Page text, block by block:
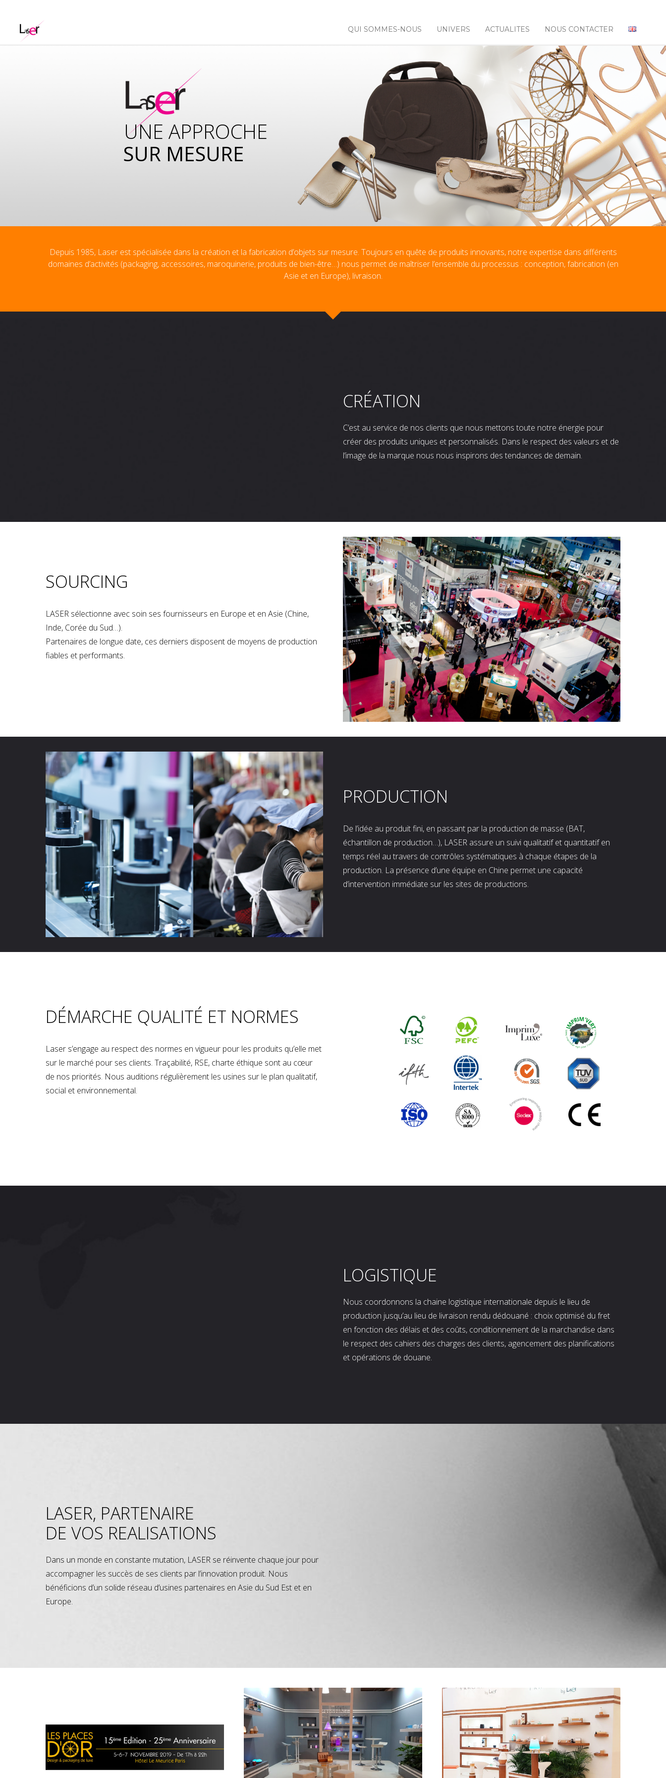
QUI SOMMES-NOUS UNIVERS ACTUALITES NOUS CONTACTER
SUR MESURE
UNE APPROCHE
Depuis 1985, Laser est spécialisée dans la création et la fabrication d’objets sur mesure. Toujours en quête de produits innovants, notre expertise dans différents
domaines d’activités (packaging, accessoires, maroquinerie, produits de bien-être…) nous permet de maîtriser l’ensemble du processus : conception, fabrication (en
Asie et en Europe), livraison.
CRÉATION
C’est au service de nos clients que nous mettons toute notre énergie pour
créer des produits uniques et personnalisés. Dans le respect des valeurs et de
l’image de la marque nous nous inspirons des tendances de demain.
SOURCING
LASER sélectionne avec soin ses fournisseurs en Europe et en Asie (Chine,
Inde, Corée du Sud…).
Partenaires de longue date, ces derniers disposent de moyens de production
fiables et performants.
PRODUCTION
De l’idée au produit fini, en passant par la production de masse (BAT,
échantillon de production…), LASER assure un suivi qualitatif et quantitatif en
temps réel au travers de contrôles systématiques à chaque étapes de la
production. La présence d’une équipe en Chine permet une capacité
d’intervention immédiate sur les sites de productions.
DÉMARCHE QUALITÉ ET NORMES
Laser s’engage au respect des normes en vigueur pour les produits qu’elle met
sur le marché pour ses clients. Traçabilité, RSE, charte éthique sont au cœur
de nos priorités. Nous auditions régulièrement les usines sur le plan qualitatif,
social et environnemental.
LOGISTIQUE
Nous coordonnons la chaine logistique internationale depuis le lieu de
production jusqu’au lieu de livraison rendu dédouané : choix optimisé du fret
en fonction des délais et des coûts, conditionnement de la marchandise dans
le respect des cahiers des charges des clients, agencement des planifications
et opérations de douane.
LASER, PARTENAIRE
DE VOS REALISATIONS
Dans un monde en constante mutation, LASER se réinvente chaque jour pour
accompagner les succès de ses clients par l’innovation produit. Nous
bénéficions d’un solide réseau d’usines partenaires en Asie du Sud Est et en
Europe.